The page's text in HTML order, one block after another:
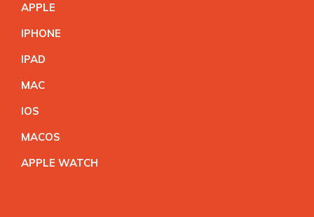
APPLE
IPHONE
IPAD
MAC
IOS
MACOS
APPLE WATCH